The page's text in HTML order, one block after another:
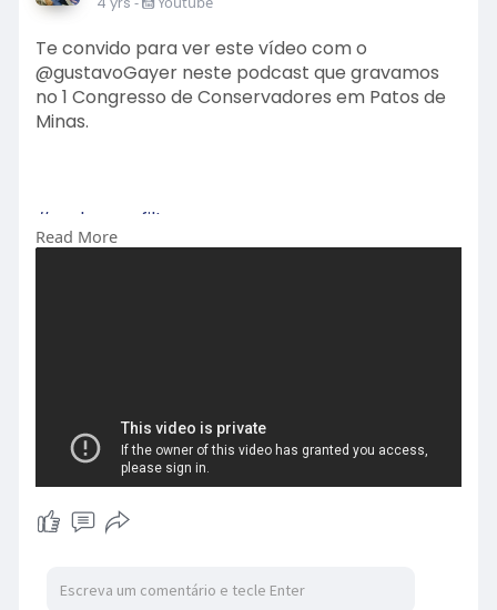
Te convido para ver este vídeo com o
@gustavoGayer neste podcast que gravamos
no 1 Congresso de Conservadores em Patos de
Minas.
#andresemfiltros
#andrepedroso
Read More